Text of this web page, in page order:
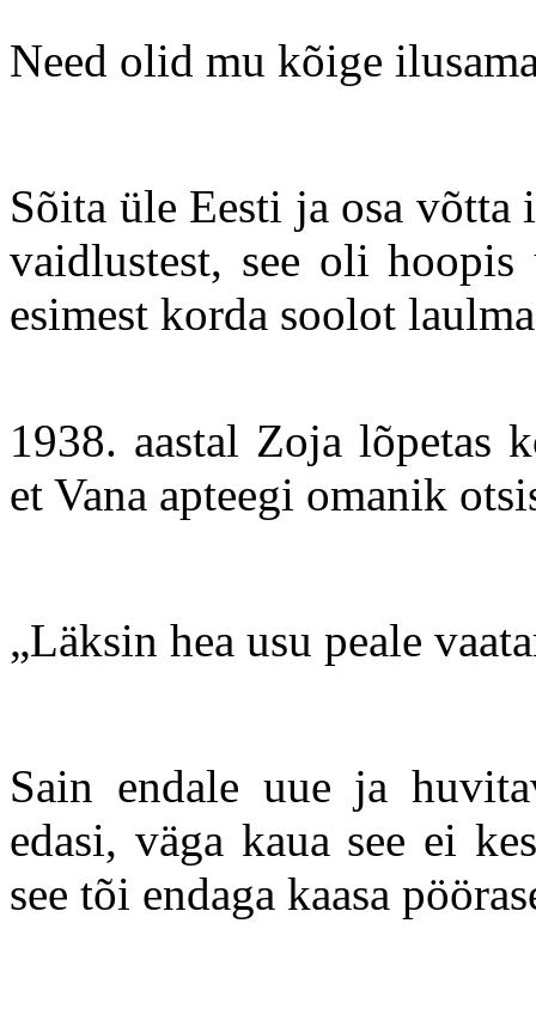
Need olid mu kõige
Sõita üle Eesti ja osa võtta
vaidlustest, see oli
esimest korda soolot
1938. aastal Zoja lõpetas
et Vana apteegi omanik
„Läksin hea usu peale
Sain endale uue ja
edasi, väga kaua see ei
see tõi endaga kaasa